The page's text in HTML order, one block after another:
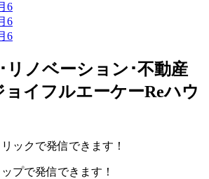
6
6
6
ックで発信できます！
プで発信できます！